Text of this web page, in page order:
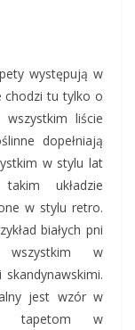
występują w
chodzi tu tylko o
liście
dopełniają
w stylu lat
układzie
w stylu retro.
białych pni
w
jest wzór w
tapetom w